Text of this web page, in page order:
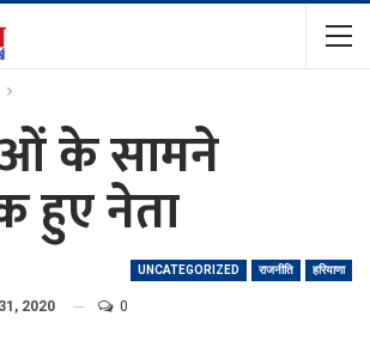
के सामने
हुए नेता
UNCATEGORIZED राजनीति हरियाणा
2020 0